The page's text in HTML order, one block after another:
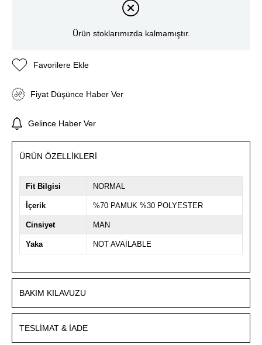
Ürün stoklarımızda kalmamıştır.
Favorilere Ekle
Fiyat Düşünce Haber Ver
Gelince Haber Ver
ÜRÜN ÖZELLIKLERI
Fit Bilgisi NORMAL
İçerik %70 PAMUK %30 POLYESTER
Cinsiyet MAN
Yaka NOT AVAİLABLE
BAKIM KILAVUZU
TESLIMAT & İADE